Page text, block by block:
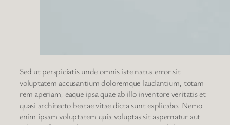
Sed ut perspiciatis unde omnis iste natus error sit
voluptatem accusantium doloremque laudantium, totam
rem aperiam, eaque ipsa quae ab illo inventore veritatis et
quasi architecto beatae vitae dicta sunt explicabo. Nemo
enim ipsam voluptatem quia voluptas sit aspernatur aut